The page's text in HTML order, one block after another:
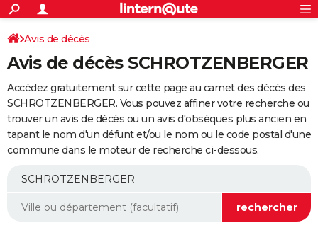
ACTUALITÉS
Politique
Société
Faits Divers
Education
Monde
Villes
+
SPORT
Coupe du monde 2026
Football
Tennis
Cyclisme
Rugby
Forum
Programme TV
TNT
Streaming
Cinéma
Sorties cinéma
Musique
+
FINANCE
Retraite
Epargne
Immobilier
Risques naturels par ville
Assurance
AUTO
Essais
Réserver un essai
Citadines
Berlines
SUV
Forum auto
+
Mobiles
Meilleur smartphone
Internet
Ordinateurs
Jeux vidéo
Guide high-tech
Aménagement intérieur
Avis de décès
Avis de décès SCHROTZENBERGER
Accédez gratuitement sur cette page au carnet des décès des
SCHROTZENBERGER. Vous pouvez affiner votre recherche ou
trouver un avis de décès ou un avis d'obsèques plus ancien en
tapant le nom d'un défunt et/ou le nom ou le code postal d'une
commune dans le moteur de recherche ci-dessous.